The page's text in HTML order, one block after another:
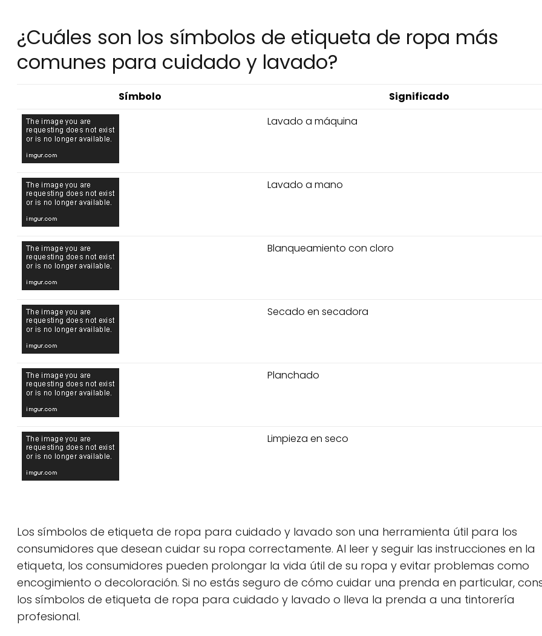
¿Cuáles son los símbolos de etiqueta de ropa más
comunes para cuidado y lavado?
Símbolo
Significado
Lavado a máquina
Lavado a mano
Blanqueamiento con cloro
Secado en secadora
Planchado
Limpieza en seco
Los símbolos de etiqueta de ropa para cuidado y lavado son una herramienta útil para los
consumidores que desean cuidar su ropa correctamente. Al leer y seguir las instrucciones en la
etiqueta, los consumidores pueden prolongar la vida útil de su ropa y evitar problemas como
encogimiento o decoloración. Si no estás seguro de cómo cuidar una prenda en particular,
los símbolos de etiqueta de ropa para cuidado y lavado o lleva la prenda a una tintorería
profesional.